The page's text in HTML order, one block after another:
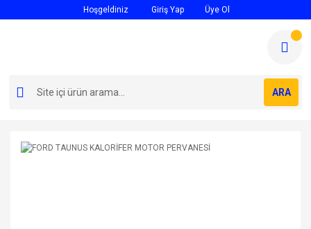
Hoşgeldiniz Giriş Yap Üye Ol
ARA